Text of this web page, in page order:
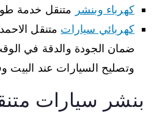
كهرباء وبنشر متنقل خدمة
كهربائي سيارات متنقل
ضمان الجودة والدقة في
وتصليح السيارات عند البيت
بنشر سيارات